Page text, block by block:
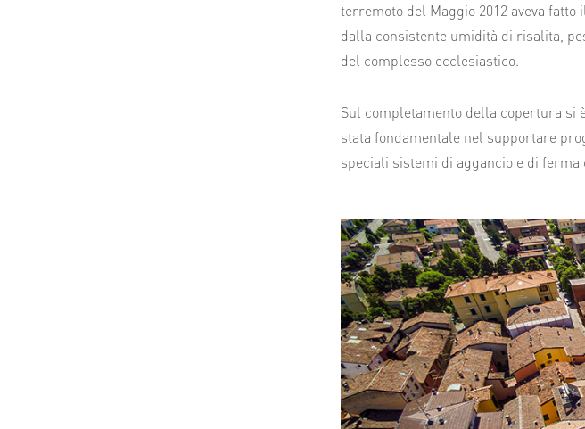
terremoto del Maggio 2012 aveva
dalla consistente umidità di risalita,
del complesso ecclesiastico.
Sul completamento della copertura si
stata fondamentale nel supportare
speciali sistemi di aggancio e di